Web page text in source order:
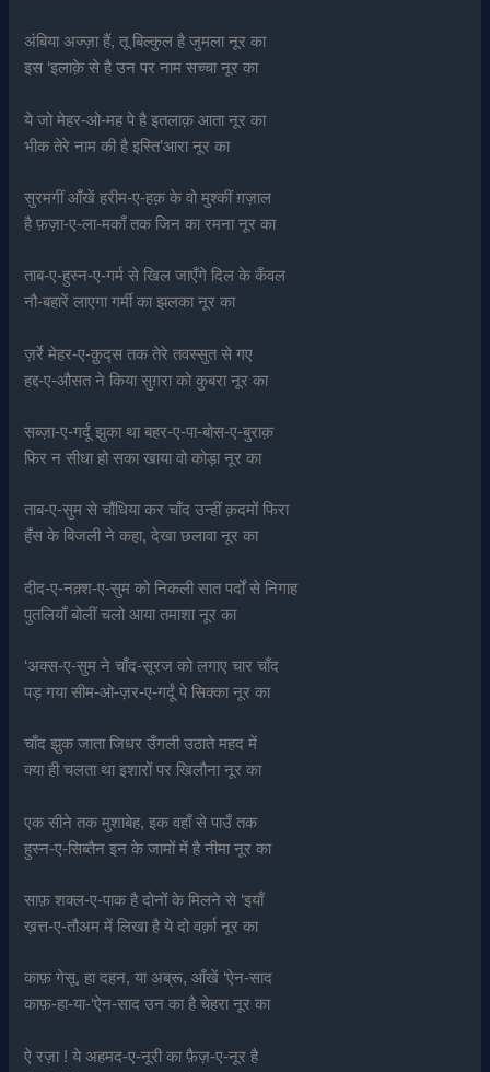
अंबिया अज्ज़ा हैं, तू बिल्कुल है जुमला नूर का
इस ‘इलाक़े से है उन पर नाम सच्चा नूर का
ये जो मेहर-ओ-मह पे है इतलाक़ आता नूर का
भीक तेरे नाम की है इस्ति’आरा नूर का
सुरमगीं आँखें हरीम-ए-हक़ के वो मुश्कीं ग़ज़ाल
है फ़ज़ा-ए-ला-मकाँ तक जिन का रमना नूर का
ताब-ए-हुस्न-ए-गर्म से खिल जाएँगे दिल के कँवल
नौ-बहारें लाएगा गर्मी का झलका नूर का
ज़र्रे मेहर-ए-क़ुद्स तक तेरे तवस्सुत से गए
हद्द-ए-औसत ने किया सुग़रा को कुबरा नूर का
सब्ज़ा-ए-गर्दूं झुका था बहर-ए-पा-बोस-ए-बुराक़
फिर न सीधा हो सका खाया वो कोड़ा नूर का
ताब-ए-सुम से चौंधिया कर चाँद उन्हीं क़दमों फिरा
हँस के बिजली ने कहा, देखा छलावा नूर का
दीद-ए-नक़्श-ए-सुम को निकली सात पर्दों से निगाह
पुतलियाँ बोलीं चलो आया तमाशा नूर का
‘अक्स-ए-सुम ने चाँद-सूरज को लगाए चार चाँद
पड़ गया सीम-ओ-ज़र-ए-गर्दूं पे सिक्का नूर का
चाँद झुक जाता जिधर उँगली उठाते महद में
क्या ही चलता था इशारों पर खिलौना नूर का
एक सीने तक मुशाबेह, इक वहाँ से पाउँ तक
हुस्न-ए-सिब्तैन इन के जामों में है नीमा नूर का
साफ़ शक्ल-ए-पाक है दोनों के मिलने से ‘इयाँ
ख़त्त-ए-तौअम में लिखा है ये दो वर्क़ा नूर का
काफ़ गेसू, हा दहन, या अब्रू, आँखें ‘ऐन-साद
काफ़-हा-या-‘ऐन-साद उन का है चेहरा नूर का
ऐ रज़ा ! ये अहमद-ए-नूरी का फ़ैज़-ए-नूर है